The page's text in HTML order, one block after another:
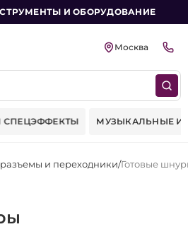
И ОБОРУДОВАНИЕ
Москва
ФЕРМЫ-
и переходники Готовые